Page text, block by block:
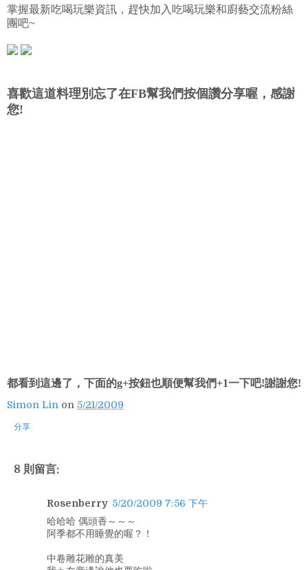
掌握最新吃喝玩樂資訊，趕快加入吃喝玩樂和廚藝交流粉絲
團吧~
喜歡這道料理別忘了在FB幫我們按個讚分享喔，感謝
您!
都看到這邊了，下面的g+按鈕也順便幫我們+1一下吧!謝謝您!
Simon Lin on 5/21/2009
分享
8 則留言:
Rosenberry 5/20/2009 7:56 下午
哈哈哈 偶頭香～～～
阿季都不用睡覺的喔？！
中卷雕花雕的真美